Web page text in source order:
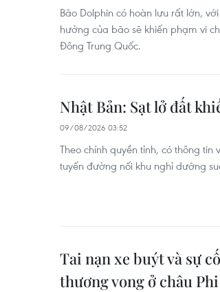
Bão Dolphin có hoàn lưu rất lớn,
hưởng của bão sẽ khiến phạm vi
Đông Trung Quốc.
Nhật Bản: Sạt lở đất
09/08/2026 03:52
Theo chính quyền tỉnh, có thông
tuyến đường nối khu nghỉ dưỡng
Tai nạn xe buýt và sự
thương vong ở châu Phi